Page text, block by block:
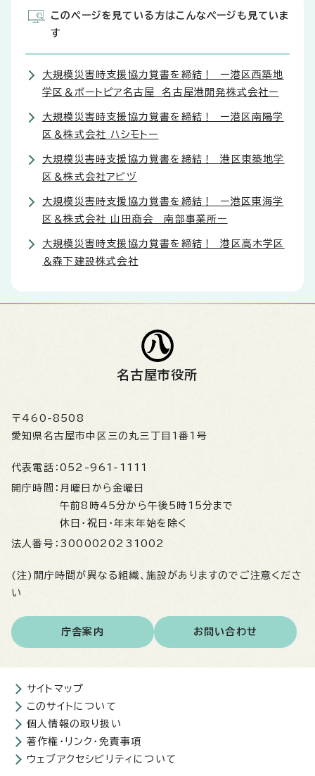
このページを見ている方はこんなページも見ていま
す
大規模災害時支援協力覚書を締結！ ー港区西築地
学区＆ボートピア名古屋 名古屋港開発株式会社ー
大規模災害時支援協力覚書を締結！ ー港区南陽学
区＆株式会社 ハシモトー
大規模災害時支援協力覚書を締結！ 港区東築地学
区＆株式会社アビヅ
大規模災害時支援協力覚書を締結！ ー港区東海学
区＆株式会社 山田商会 南部事業所ー
大規模災害時支援協力覚書を締結！ 港区高木学区
＆森下建設株式会社
名古屋市役所
〒460-8508
愛知県名古屋市中区三の丸三丁目1番1号
代表電話： 052-961-1111
開庁時間： 月曜日から金曜日
午前8時45分から午後5時15分まで
休日・祝日・年末年始を除く
法人番号： 3000020231002
(注)開庁時間が異なる組織、施設がありますのでご注意くださ
い
庁舎案内 お問い合わせ
サイトマップ
このサイトについて
個人情報の取り扱い
著作権・リンク・免責事項
ウェブアクセシビリティについて